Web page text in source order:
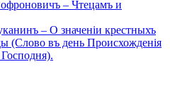
– Чтецамъ и
– О значеніи крестныхъ
(Слово въ день Происхожденія